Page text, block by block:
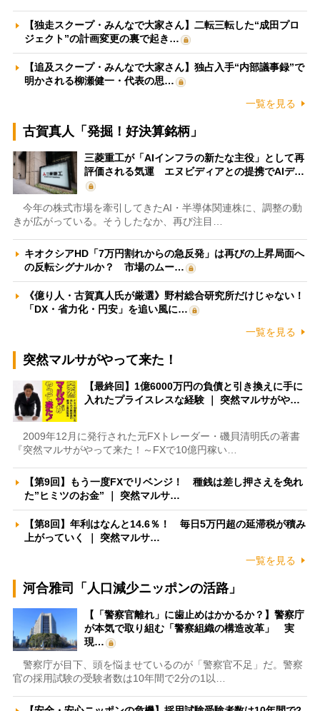
【独走スクープ・みんなで大家さん】二転三転した“成田プロ
ジェクト”の計画変更の裏で起き…
【追及スクープ・みんなで大家さん】独占入手“内部議事録”で
明かされる柳瀬健一・代表の思…
一覧を見る
古賀真人「発掘！好決算銘柄」
三菱重工が「AIインフラの新たな主役」として再
評価される気運 エヌビディアとの提携でAIデ…
今年の株式市場を牽引してきたAI・半導体関連株に、調整の動
きが広がっている。そうしたなか、再び注目…
キオクシアHD「7万円割れからの急反発」は再びの上昇局面へ
の反転シグナルか？ 市場のムー…
《億り人・古賀真人氏が厳選》野村総合研究所だけじゃない！
「DX・省力化・円安」を追い風に…
一覧を見る
突然マルサがやって来た！
【最終回】1億6000万円の負債と引き換えに手に
入れたプライスレスな経験 ｜ 突然マルサがや…
2009年12月に発行された元FXトレーダー・磯貝清明氏の著書
『突然マルサがやって来た！～FXで10億円稼い…
【第9回】もう一度FXでリベンジ！ 種銭は差し押さえを免れ
た”ヒミツのお金” ｜ 突然マルサ…
【第8回】年利はなんと14.6％！ 毎日5万円超の延滞税が積み
上がっていく ｜ 突然マルサ…
一覧を見る
河合雅司「人口減少ニッポンの活路」
【「警察官離れ」に歯止めはかかるか？】警察庁
が本気で取り組む「警察組織の構造改革」 実
現…
警察庁が目下、頭を悩ませているのが「警察官不足」だ。警察
官の採用試験の受験者数は10年間で2分の1以…